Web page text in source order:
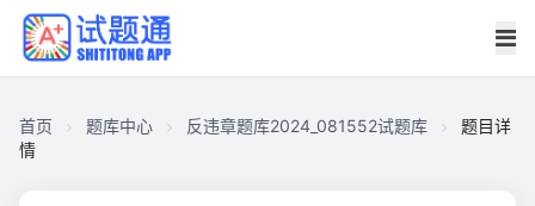
首页 题库中心 反违章题库2024_081552试题库
题目详
情